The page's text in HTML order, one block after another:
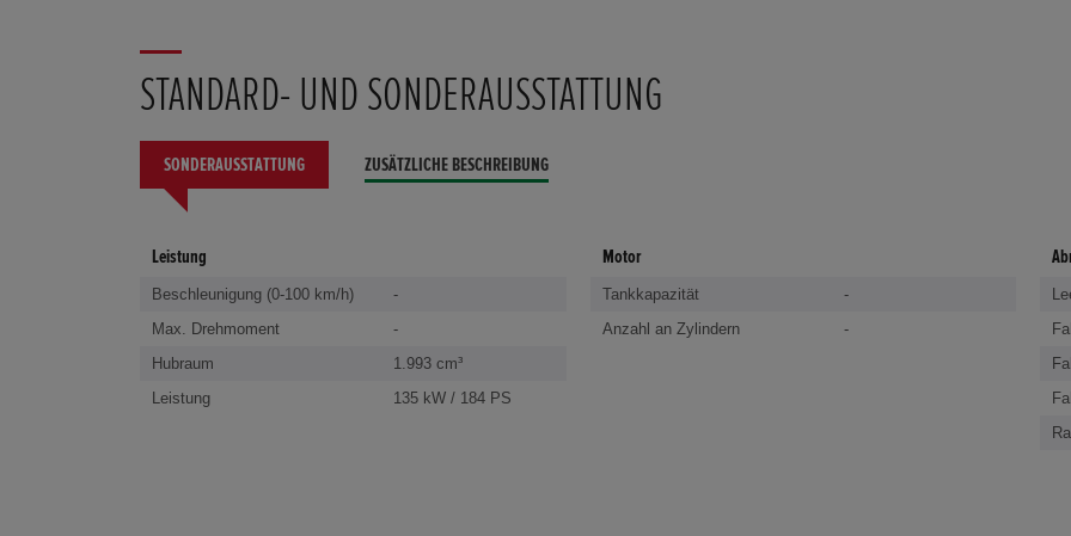
STANDARD- UND SONDERAUSSTATTUNG
SONDERAUSSTATTUNG ZUSÄTZLICHE BESCHREIBUNG
Leistung
Beschleunigung (0-100 km/h)
-
Max. Drehmoment
-
Hubraum
1.993 cm³
Leistung
135 kW / 184 PS
Motor
Tankkapazität
-
Anzahl an Zylindern
-